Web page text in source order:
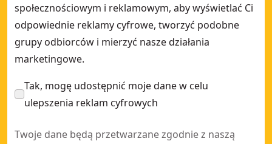
społecznościowym i reklamowym, aby wyświetlać Ci
odpowiednie reklamy cyfrowe, tworzyć podobne
grupy odbiorców i mierzyć nasze działania
marketingowe.
Tak, mogę udostępnić moje dane w celu
ulepszenia reklam cyfrowych
Twoje dane będą przetwarzane zgodnie z naszą